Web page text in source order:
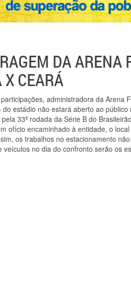
DA
CEARÁ
administradora da
estádio não estará aberto ao
33ª rodada da Série B do
ofício encaminhado à entidade, o
os trabalhos no estacionamento
veículos no dia do confronto serão os